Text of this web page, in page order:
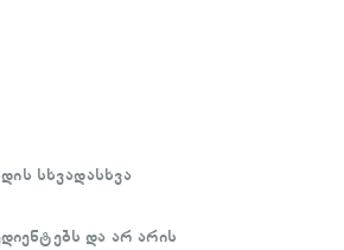
სხვადასხვა
და არ არის